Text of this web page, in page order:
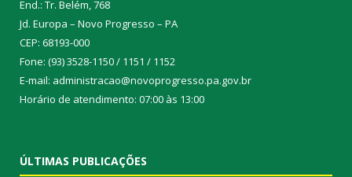
End.: Tr. Belém, 768
Jd. Europa – Novo Progresso – PA
CEP: 68193-000
Fone: (93) 3528-1150 / 1151 / 1152
E-mail: administracao@novoprogresso.pa.gov.br
Horário de atendimento: 07:00 às 13:00
ÚLTIMAS PUBLICAÇÕES